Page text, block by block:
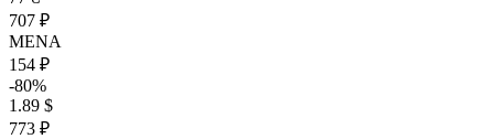
707 ₽
MENA
154 ₽
-80%
1.89 $
773 ₽